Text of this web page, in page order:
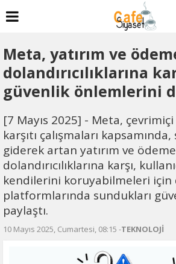
Meta, yatırım ve
dolandırıcılıklarına
güvenlik önlemlerini
[7 Mayıs 2025] - Meta, çevrimiçi
karşıtı çalışmaları
giderek artan yatırım ve ödeme
dolandırıcılıklarına karşı,
kendilerini koruyabilmeleri için
platformlarında sundukları
paylaştı.
10 Mayıs 2025, Cumartesi, 08:15 -TEKNOLOJİ